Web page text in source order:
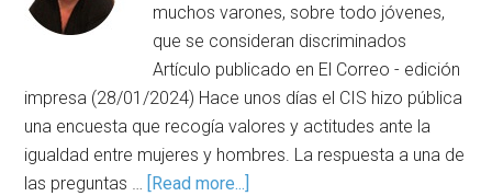
muchos varones, sobre todo jóvenes,
que se consideran discriminados
Artículo publicado en El Correo - edición
impresa (28/01/2024) Hace unos días el CIS hizo pública
una encuesta que recogía valores y actitudes ante la
igualdad entre mujeres y hombres. La respuesta a una de
las preguntas … [Read more...]